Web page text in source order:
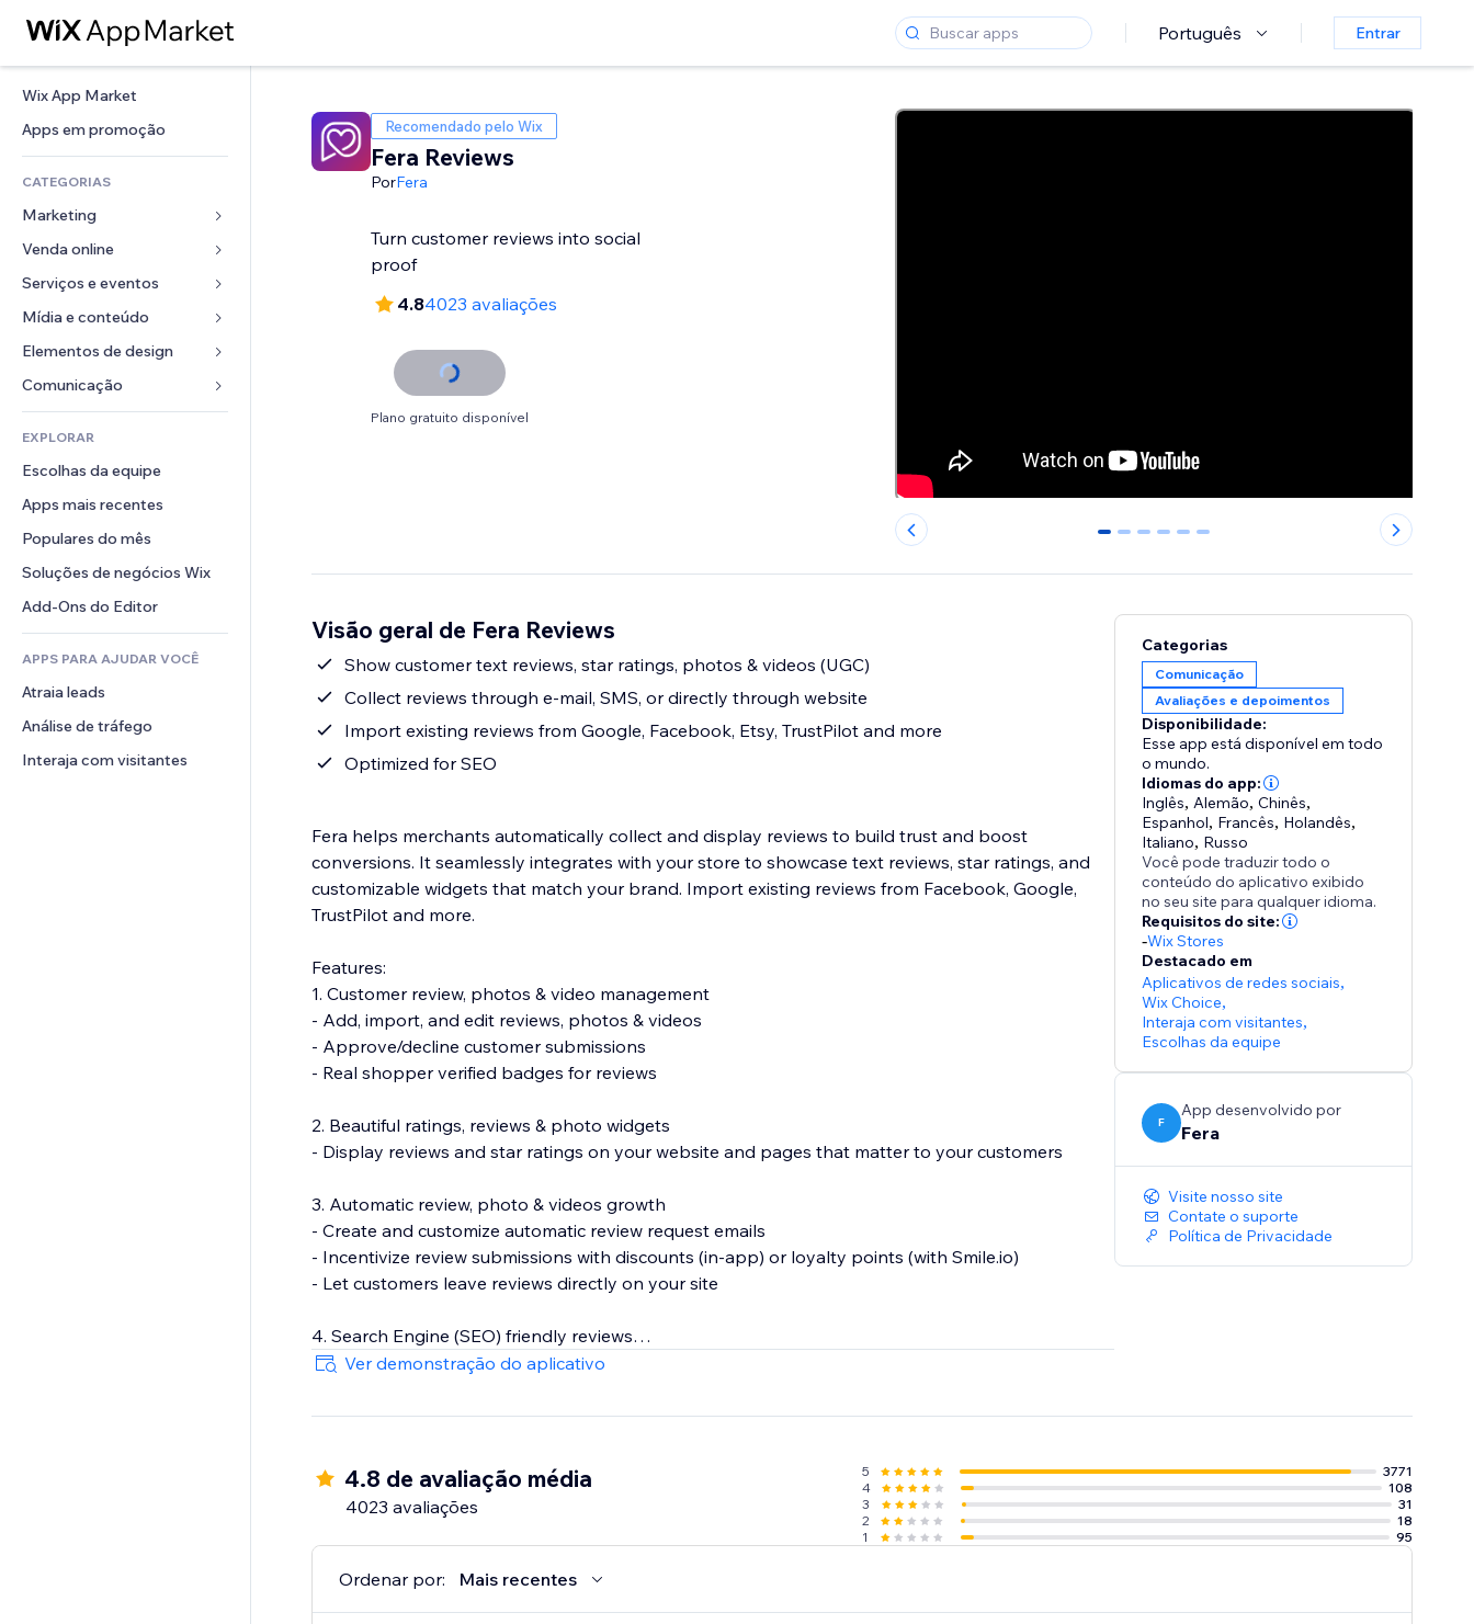
Português Entrar
Wix App Market
Apps em promoção
CATEGORIAS
Marketing
Anúncios
Mobile
Análises
Listas do site
Email
Venda online
Apps para lojas
Frete e entrega
Botões de venda
Contabilidade
Cupons e fidelidade
Soluções de armazenamento
Serviços e eventos
Hotéis
Eventos
Restaurantes
Imobiliária
Meus agendamentos
Mídia e conteúdo
Galeria
Músicas
Podcasts
Fotografia
Vídeo
PDF
Compartilhamento de arquivos
Notícias
Elementos de design
Mapas e navegação
Privacidade e segurança
Relógio
Templates de página
Efeitos de imagem
Botões e menus
Banners e selos
Calculadoras
Busca
Previsão do tempo
Tabelas e gráficos
Formulários
Enquetes
Chat
Comentários
Telefone
Comunidade
Avaliações e depoimentos
CRM
EXPLORAR
Escolhas da equipe
Apps mais recentes
Populares do mês
Soluções de negócios Wix
Add-Ons do Editor
APPS PARA AJUDAR VOCÊ
Atraia leads
Análise de tráfego
Interaja com visitantes
Recomendado pelo Wix
Fera Reviews
PorFera
Turn customer reviews into social
proof
4.84023 avaliações
Plano gratuito disponível
0 1 2 3 4 5
Visão geral de Fera Reviews
Show customer text reviews, star ratings, photos & videos (UGC)
Collect reviews through e-mail, SMS, or directly through website
Import existing reviews from Google, Facebook, Etsy, TrustPilot and more
Optimized for SEO
Fera helps merchants automatically collect and display reviews to build trust and boost
conversions. It seamlessly integrates with your store to showcase text reviews, star ratings, and
customizable widgets that match your brand. Import existing reviews from Facebook, Google,
TrustPilot and more.
Features:
1. Customer review, photos & video management
- Add, import, and edit reviews, photos & videos
- Approve/decline customer submissions
- Real shopper verified badges for reviews
2. Beautiful ratings, reviews & photo widgets
- Display reviews and star ratings on your website and pages that matter to your customers
3. Automatic review, photo & videos growth
- Create and customize automatic review request emails
- Incentivize review submissions with discounts (in-app) or loyalty points (with Smile.io)
- Let customers leave reviews directly on your site
4. Search Engine (SEO) friendly reviews
- Show product ratings and reviews in Google and other search engines
Ver demonstração do aplicativo
Categorias
Comunicação
Avaliações e depoimentos
Disponibilidade:
Esse app está disponível em todo
o mundo.
Idiomas do app:
Inglês, Alemão,Chinês,
Espanhol, Francês, Holandês,
Italiano, Russo
Você pode traduzir todo o
conteúdo do aplicativo exibido
no seu site para qualquer idioma.
Requisitos do site:
-Wix Stores
Destacado em
Aplicativos de redes sociais,
Wix Choice,
Interaja com visitantes,
Escolhas da equipe
F
App desenvolvido por
Fera
Visite nosso site
Contate o suporte
Política de Privacidade
4.8 de avaliação média
4023 avaliações
5
3771
4
108
3
31
2
18
1
95
Ordenar por: Mais recentes